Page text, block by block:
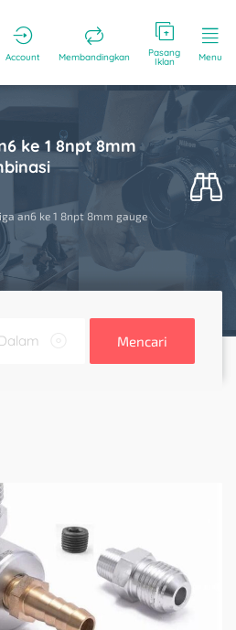
Account Membandingkan Pasang
Iklan Menu
ke 1 8npt 8mm
an6 ke 1 8npt 8mm gauge
Mencari